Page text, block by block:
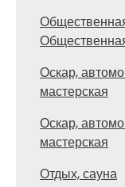
Оскар,
мастерская
Оскар,
мастерская
Отдых, сауна